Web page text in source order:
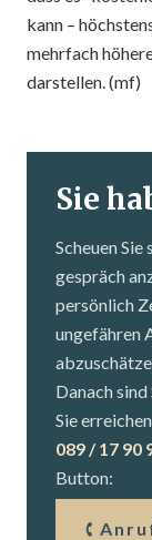
kann –
mehrfach
darstellen. (mf)
Sie
Scheuen
gespräch
persönlich
ungefähren
Danach
Sie
089 / 17 90
Button: